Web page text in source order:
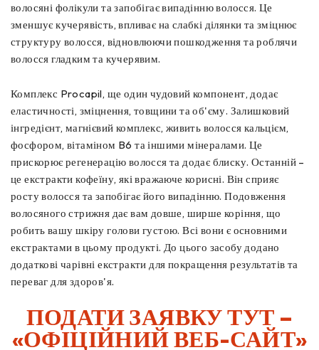
волосяні фолікули та запобігає випадінню волосся. Це
зменшує кучерявість, впливає на слабкі ділянки та зміцнює
структуру волосся, відновлюючи пошкодження та роблячи
волосся гладким та кучерявим.
Комплекс Procapil, ще один чудовий компонент, додає
еластичності, зміцнення, товщини та об'єму. Залишковий
інгредієнт, магнієвий комплекс, живить волосся кальцієм,
фосфором, вітаміном B6 та іншими мінералами. Це
прискорює регенерацію волосся та додає блиску. Останній –
це екстракти кофеїну, які вражаюче корисні. Він сприяє
росту волосся та запобігає його випадінню. Подовження
волосяного стрижня дає вам довше, ширше коріння, що
робить вашу шкіру голови густою. Всі вони є основними
екстрактами в цьому продукті. До цього засобу додано
додаткові чарівні екстракти для покращення результатів та
переваг для здоров'я.
ПОДАТИ ЗАЯВКУ ТУТ –
«ОФІЦІЙНИЙ ВЕБ-САЙТ»